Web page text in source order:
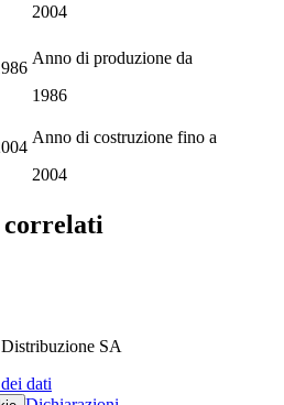
2004
Anno di produzione da
1986
Anno di costruzione fino a
2004
correlati
SA
dati